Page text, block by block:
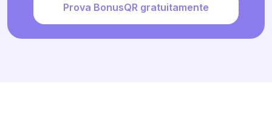
Prova BonusQR gratuitamente